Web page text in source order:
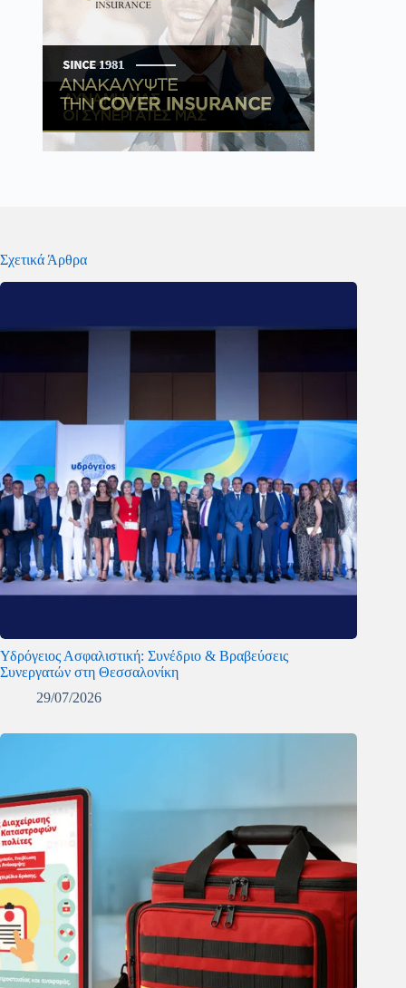
Σχετικά Άρθρα
Υδρόγειος Ασφαλιστική: Συνέδριο & Βραβεύσεις
Συνεργατών στη Θεσσαλονίκη
29/07/2026